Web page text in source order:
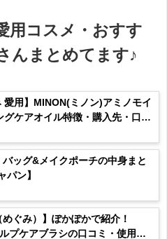
用コスメ・おすす
んまとめてます♪
愛用】MINON(ミノン)アミノモイ
グケアオイル特徴・購入先・口コ
乾燥知らずの肌に！？
バッグ&メイクポーチの中身まと
パン】
めぐみ）】ぽかぽかで紹介！
プケアブラシの口コミ・使用